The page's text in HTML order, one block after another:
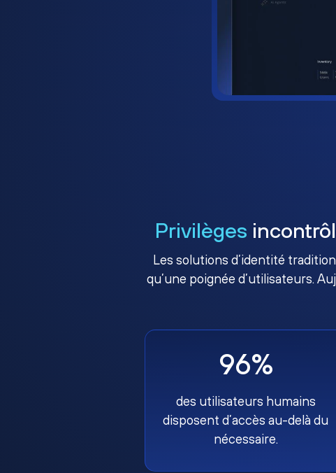
Privilèges
Les solutions d’identité
qu’une poignée d’utilisateurs.
96%
des utilisateurs humains
disposent d’accès au-delà du
nécessaire.